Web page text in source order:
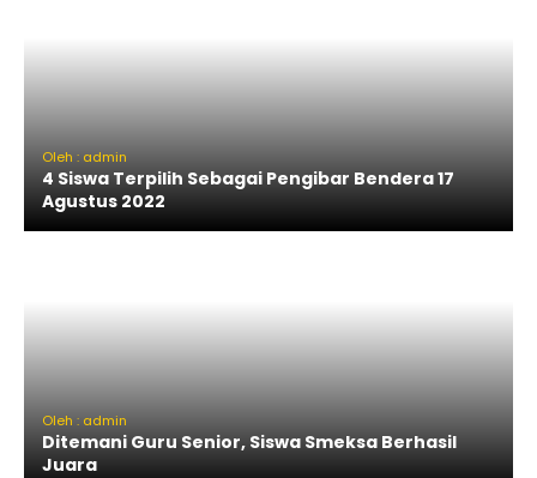
Oleh : admin
4 Siswa Terpilih Sebagai Pengibar Bendera 17
Agustus 2022
Oleh : admin
Ditemani Guru Senior, Siswa Smeksa Berhasil
Juara